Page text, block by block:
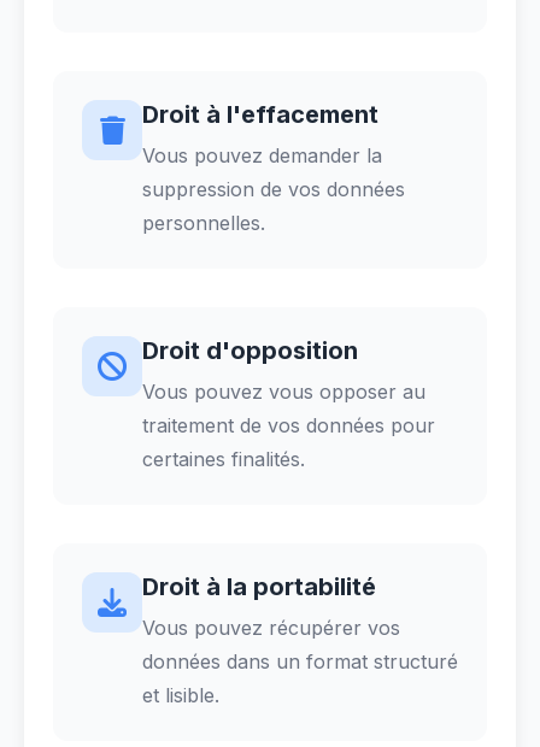
Droit à l'effacement
Vous pouvez demander la
suppression de vos données
personnelles.
Droit d'opposition
Vous pouvez vous opposer au
traitement de vos données pour
certaines finalités.
Droit à la portabilité
Vous pouvez récupérer vos
données dans un format structuré
et lisible.